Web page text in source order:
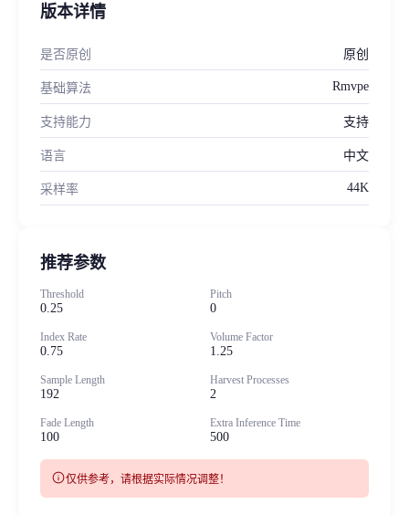
版本详情
是否原创 原创
基础算法 Rmvpe
支持能力 支持
语言 中文
采样率 44K
推荐参数
Threshold
0.25
Pitch
0
Index Rate
0.75
Volume Factor
1.25
Sample Length
192
Harvest Processes
2
Fade Length
100
Extra Inference Time
500
info仅供参考，请根据实际情况调整！